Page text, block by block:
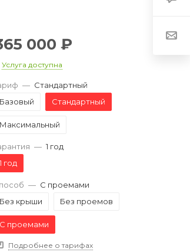
000 ₽
Услуга доступна
— Стандартный
Базовый
Стандартный
Максимальный
— 1 год
1 год
— С проемами
Без крыши
Без проемов
С проемами
Подробнее о тарифах